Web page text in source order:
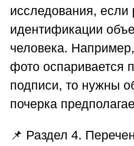
исследования, если
идентификации
человека.
фото оспаривается
подписи, то нужны
почерка
📌 Раздел 4.